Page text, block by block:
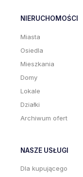
NIERUCHOMOŚCI
Miasta
Osiedla
Mieszkania
Domy
Lokale
Działki
Archiwum ofert
NASZE USŁUGI
Dla kupującego